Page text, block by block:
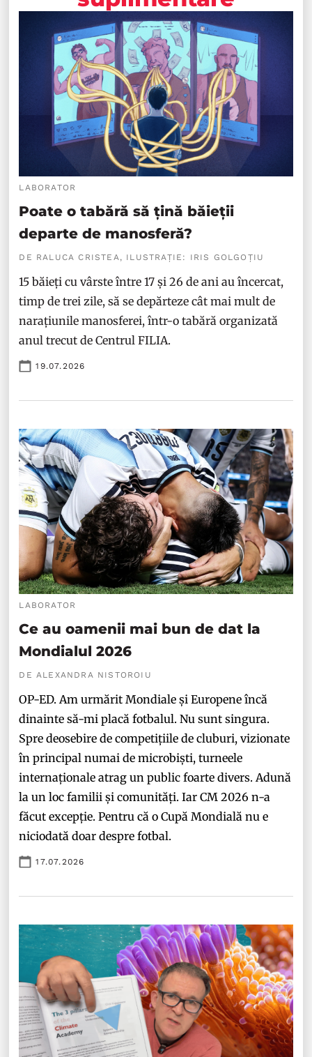
LABORATOR
Poate o tabără să țină băieții
departe de manosferă?
DE RALUCA CRISTEA, ILUSTRAȚIE: IRIS GOLGOȚIU
15 băieți cu vârste între 17 și 26 de ani au încercat,
timp de trei zile, să se depărteze cât mai mult de
narațiunile manosferei, într-o tabără organizată
anul trecut de Centrul FILIA.
19.07.2026
LABORATOR
Ce au oamenii mai bun de dat la
Mondialul 2026
DE ALEXANDRA NISTOROIU
OP-ED. Am urmărit Mondiale și Europene încă
dinainte să-mi placă fotbalul. Nu sunt singura.
Spre deosebire de competițiile de cluburi, vizionate
în principal numai de microbiști, turneele
internaționale atrag un public foarte divers. Adună
la un loc familii și comunități. Iar CM 2026 n-a
făcut excepție. Pentru că o Cupă Mondială nu e
niciodată doar despre fotbal.
17.07.2026